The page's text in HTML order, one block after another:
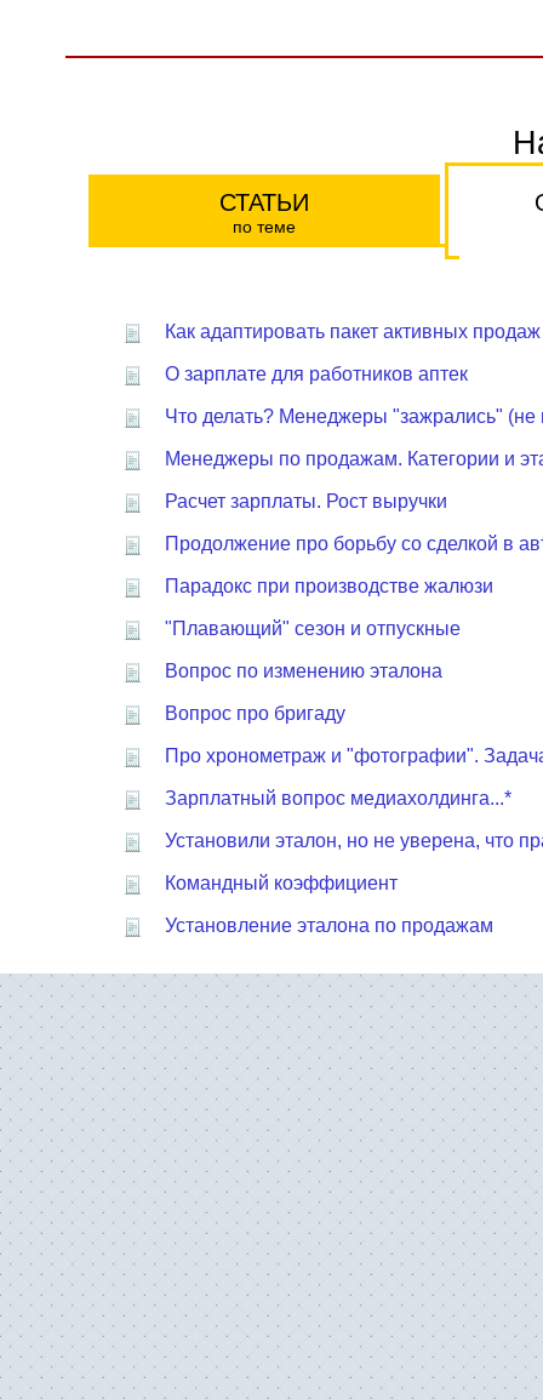
СТАТЬИ
по теме
Как адаптировать пакет активных
О зарплате для работников аптек
Что делать? Менеджеры "зажрались" (не
Менеджеры по продажам. Категории и
Расчет зарплаты. Рост выручки
Продолжение про борьбу со сделкой в
Парадокс при производстве жалюзи
"Плавающий" сезон и отпускные
Вопрос по изменению эталона
Вопрос про бригаду
Про хронометраж и "фотографии".
Зарплатный вопрос медиахолдинга...*
Установили эталон, но не уверена, что
Командный коэффициент
Установление эталона по продажам